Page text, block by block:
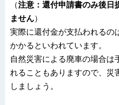
（注意：還付申請書のみ後日
ません）
実際に還付金が支払われるの
かかるといわれています。
自然災害による廃車の場合は
れることもありますので、災
しましょう。